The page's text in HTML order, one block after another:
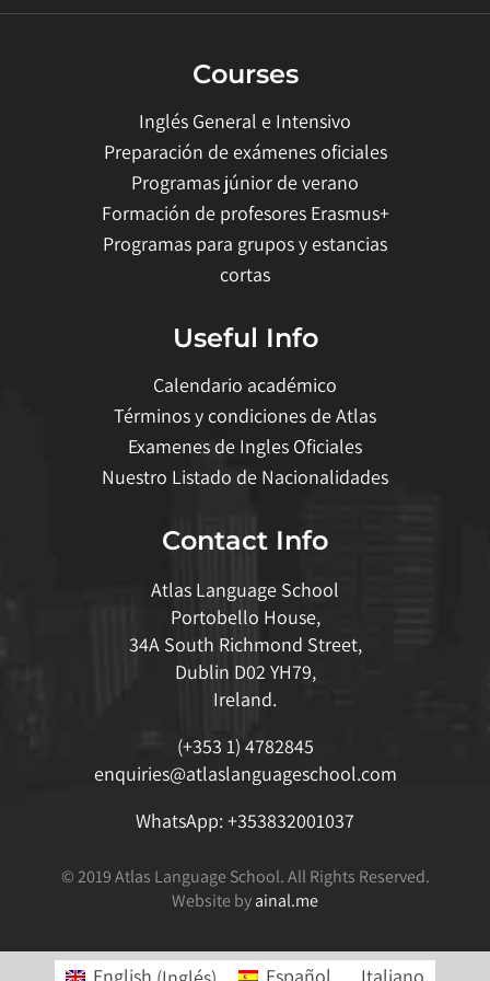
Courses
Inglés General e Intensivo
Preparación de exámenes oficiales
Programas júnior de verano
Formación de profesores Erasmus+
Programas para grupos y estancias
cortas
Useful Info
Calendario académico
Términos y condiciones de Atlas
Examenes de Ingles Oficiales
Nuestro Listado de Nacionalidades
Contact Info
Atlas Language School
Portobello House,
34A South Richmond Street,
Dublin D02 YH79,
Ireland.
(+353 1) 4782845
enquiries@atlaslanguageschool.com
WhatsApp: +353832001037
© 2019 Atlas Language School. All Rights Reserved.
Website byainal.me